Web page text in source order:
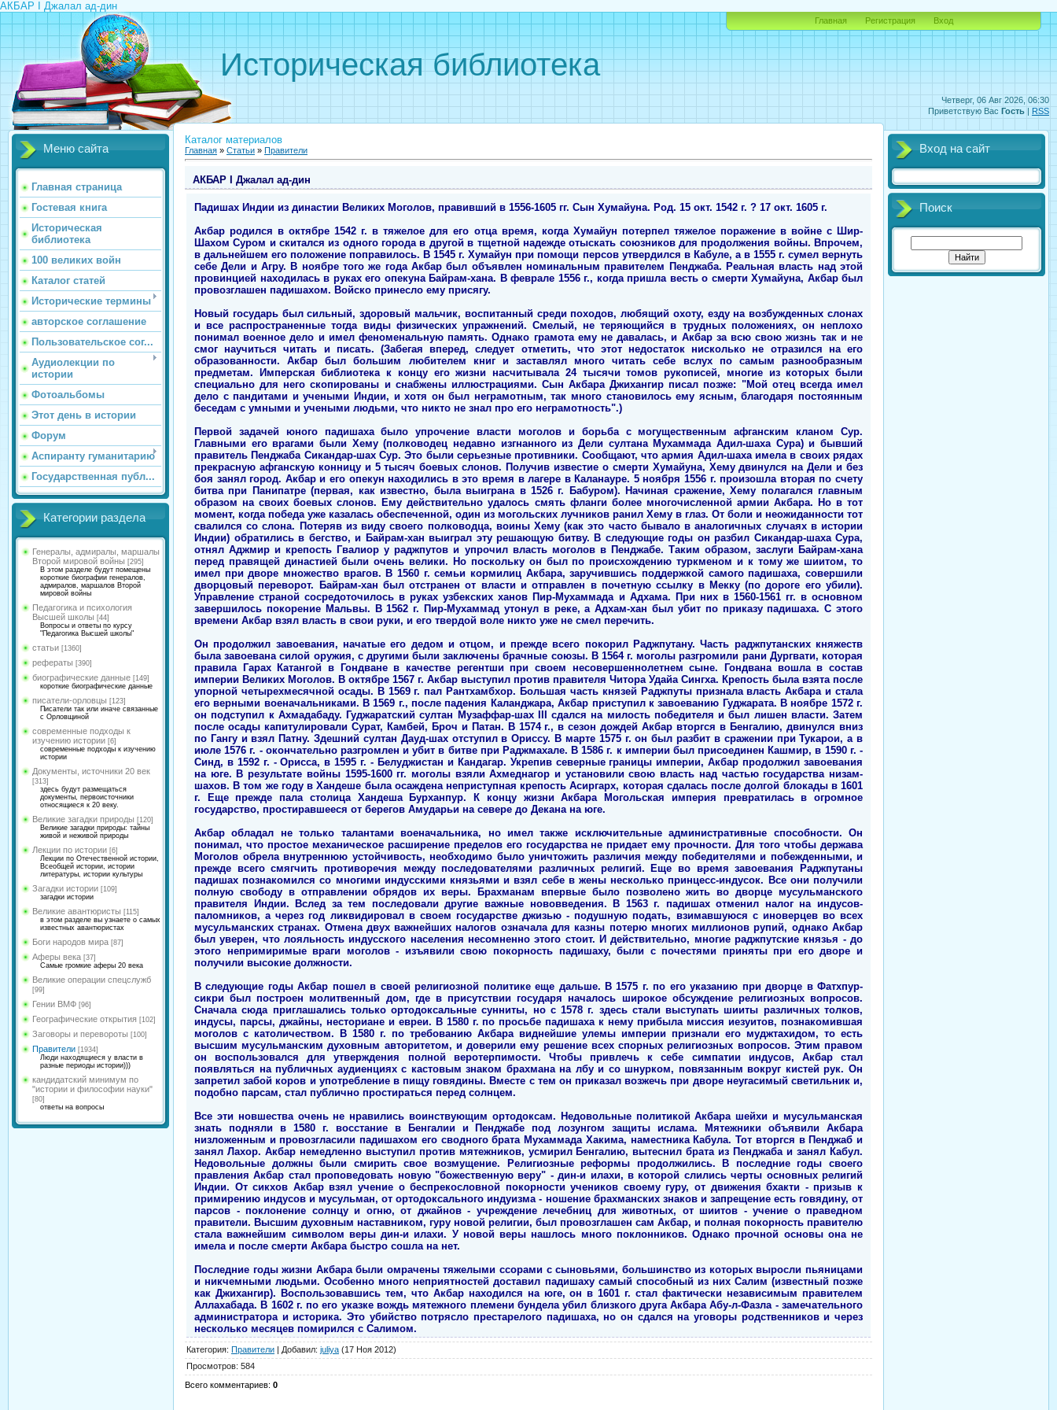
АКБАР I Джалал ад-дин
Четверг, 06 Авг 2026, 06:30
Приветствую Вас Гость | RSS
Историческая библиотека
Главная Регистрация Вход
Меню сайта
Главная страница
Гостевая книга
Историческая
библиотека
100 великих войн
Каталог статей
Исторические термины
авторское соглашение
Пользовательское сог...
Аудиолекции по
истории
Фотоальбомы
Этот день в истории
Форум
Аспиранту гуманитарию
Государственная публ...
Категории раздела
Генералы, адмиралы, маршалы
Второй мировой войны [295]
В этом разделе будут помещены
короткие биографии генералов,
адмиралов, маршалов Второй
мировой войны
Педагогика и психология
Высшей школы [44]
Вопросы и ответы по курсу
"Педагогика Высшей школы"
статьи [1360]
рефераты [390]
биографические данные [149]
короткие биографические данные
писатели-орловцы [123]
Писатели так или иначе связанные
с Орловщиной
современные подходы к
изучению истории [6]
современные подходы к изучению
истории
Документы, источники 20 век
[313]
здесь будут размещаться
документы, первоисточники
относящиеся к 20 веку.
Великие загадки природы [120]
Великие загадки природы: тайны
живой и неживой природы
Лекции по истории [6]
Лекции по Отечественной истории,
Всеобщей истории, истории
литературы, истории культуры
Загадки истории [109]
загадки истории
Великие авантюристы [115]
в этом разделе вы узнаете о самых
известных авантюристах
Боги народов мира [87]
Аферы века [37]
Самые громкие аферы 20 века
Великие операции спецслужб
[99]
Гении ВМФ [96]
Географические открытия [102]
Заговоры и перевороты [100]
Правители [1934]
Люди находящиеся у власти в
разные периоды истории)))
кандидатский минимум по
"истории и философии науки"
[80]
ответы на вопросы
Каталог материалов
Главная » Статьи » Правители
АКБАР I Джалал ад-дин
Падишах Индии из династии Великих Моголов, правивший в 1556-1605 гг. Сын Хумайуна. Род. 15 окт. 1542 г. ? 17 окт. 1605 г.
Акбар родился в октябре 1542 г. в тяжелое для его отца время, когда Хумайун потерпел тяжелое поражение в войне с Шир-
Шахом Суром и скитался из одного города в другой в тщетной надежде отыскать союзников для продолжения войны. Впрочем,
в дальнейшем его положение поправилось. В 1545 г. Хумайун при помощи персов утвердился в Кабуле, а в 1555 г. сумел вернуть
себе Дели и Агру. В ноябре того же года Акбар был объявлен номинальным правителем Пенджаба. Реальная власть над этой
провинцией находилась в руках его опекуна Байрам-хана. В феврале 1556 г., когда пришла весть о смерти Хумайуна, Акбар был
провозглашен падишахом. Войско принесло ему присягу.
Новый государь был сильный, здоровый мальчик, воспитанный среди походов, любящий охоту, езду на возбужденных слонах
и все распространенные тогда виды физических упражнений. Смелый, не теряющийся в трудных положениях, он неплохо
понимал военное дело и имел феноменальную память. Однако грамота ему не давалась, и Акбар за всю свою жизнь так и не
смог научиться читать и писать. (Забегая вперед, следует отметить, что этот недостаток нисколько не отразился на его
образованности. Акбар был большим любителем книг и заставлял много читать себе вслух по самым разнообразным
предметам. Имперская библиотека к концу его жизни насчитывала 24 тысячи томов рукописей, многие из которых были
специально для него скопированы и снабжены иллюстрациями. Сын Акбара Джихангир писал позже: "Мой отец всегда имел
дело с пандитами и учеными Индии, и хотя он был неграмотным, так много становилось ему ясным, благодаря постоянным
беседам с умными и учеными людьми, что никто не знал про его неграмотность".)
Первой задачей юного падишаха было упрочение власти моголов и борьба с могущественным афганским кланом Сур.
Главными его врагами были Хему (полководец недавно изгнанного из Дели султана Мухаммада Адил-шаха Сура) и бывший
правитель Пенджаба Сикандар-шах Сур. Это были серьезные противники. Сообщают, что армия Адил-шаха имела в своих рядах
прекрасную афганскую конницу и 5 тысяч боевых слонов. Получив известие о смерти Хумайуна, Хему двинулся на Дели и без
боя занял город. Акбар и его опекун находились в это время в лагере в Каланауре. 5 ноября 1556 г. произошла вторая по счету
битва при Панипатре (первая, как известно, была выиграна в 1526 г. Бабуром). Начиная сражение, Хему полагался главным
образом на своих боевых слонов. Ему действительно удалось смять фланги более многочисленной армии Акбара. Но в тот
момент, когда победа уже казалась обеспеченной, один из могольских лучников ранил Хему в глаз. От боли и неожиданности тот
свалился со слона. Потеряв из виду своего полководца, воины Хему (как это часто бывало в аналогичных случаях в истории
Индии) обратились в бегство, и Байрам-хан выиграл эту решающую битву. В следующие годы он разбил Сикандар-шаха Сура,
отнял Аджмир и крепость Гвалиор у раджпутов и упрочил власть моголов в Пенджабе. Таким образом, заслуги Байрам-хана
перед правящей династией были очень велики. Но поскольку он был по происхождению туркменом и к тому же шиитом, то
имел при дворе множество врагов. В 1560 г. семьи кормилиц Акбара, заручившись поддержкой самого падишаха, совершили
дворцовый переворот. Байрам-хан был отстранен от власти и отправлен в почетную ссылку в Мекку (по дороге его убили).
Управление страной сосредоточилось в руках узбекских ханов Пир-Мухаммада и Адхама. При них в 1560-1561 гг. в основном
завершилось покорение Мальвы. В 1562 г. Пир-Мухаммад утонул в реке, а Адхам-хан был убит по приказу падишаха. С этого
времени Акбар взял власть в свои руки, и его твердой воле никто уже не смел перечить.
Он продолжил завоевания, начатые его дедом и отцом, и прежде всего покорил Раджпутану. Часть раджпутанских княжеств
была завоевана силой оружия, с другими были заключены брачные союзы. В 1564 г. моголы разгромили рани Дургвати, которая
правила Гарах Катангой в Гондване в качестве регентши при своем несовершеннолетнем сыне. Гондвана вошла в состав
империи Великих Моголов. В октябре 1567 г. Акбар выступил против правителя Читора Удайа Сингха. Крепость была взята после
упорной четырехмесячной осады. В 1569 г. пал Рантхамбхор. Большая часть князей Раджпуты признала власть Акбара и стала
его верными военачальниками. В 1569 г., после падения Каланджара, Акбар приступил к завоеванию Гуджарата. В ноябре 1572 г.
он подступил к Ахмадабаду. Гуджаратский султан Музаффар-шах III сдался на милость победителя и был лишен власти. Затем
после осады капитулировали Сурат, Камбей, Броч и Патан. В 1574 г., в сезон дождей Акбар вторгся в Бенгалию, двинулся вниз
по Гангу и взял Патну. Здешний султан Дауд-шах отступил в Ориссу. В марте 1575 г. он был разбит в сражении при Тукарои, а в
июле 1576 г. - окончательно разгромлен и убит в битве при Раджмахале. В 1586 г. к империи был присоединен Кашмир, в 1590 г. -
Синд, в 1592 г. - Орисса, в 1595 г. - Белуджистан и Кандагар. Укрепив северные границы империи, Акбар продолжил завоевания
на юге. В результате войны 1595-1600 гг. моголы взяли Ахмеднагор и установили свою власть над частью государства низам-
шахов. В том же году в Хандеше была осаждена неприступная крепость Асиргарх, которая сдалась после долгой блокады в 1601
г. Еще прежде пала столица Хандеша Бурханпур. К концу жизни Акбара Могольская империя превратилась в огромное
государство, простиравшееся от берегов Амударьи на севере до Декана на юге.
Акбар обладал не только талантами военачальника, но имел также исключительные административные способности. Он
понимал, что простое механическое расширение пределов его государства не придает ему прочности. Для того чтобы держава
Моголов обрела внутреннюю устойчивость, необходимо было уничтожить различия между победителями и побежденными, и
прежде всего смягчить противоречия между последователями различных религий. Еще во время завоевания Раджпутаны
падишах познакомился со многими индусскими князьями и взял себе в жены несколько принцесс-индусок. Все они получили
полную свободу в отправлении обрядов их веры. Брахманам впервые было позволено жить во дворце мусульманского
правителя Индии. Вслед за тем последовали другие важные нововведения. В 1563 г. падишах отменил налог на индусов-
паломников, а через год ликвидировал в своем государстве джизью - подушную подать, взимавшуюся с иноверцев во всех
мусульманских странах. Отмена двух важнейших налогов означала для казны потерю многих миллионов рупий, однако Акбар
был уверен, что лояльность индусского населения несомненно этого стоит. И действительно, многие раджпутские князья - до
этого непримиримые враги моголов - изъявили свою покорность падишаху, были с почестями приняты при его дворе и
получили высокие должности.
В следующие годы Акбар пошел в своей религиозной политике еще дальше. В 1575 г. по его указанию при дворце в Фатхпур-
сикри был построен молитвенный дом, где в присутствии государя началось широкое обсуждение религиозных вопросов.
Сначала сюда приглашались только ортодоксальные сунниты, но с 1578 г. здесь стали выступать шииты различных толков,
индусы, парсы, джайны, несториане и евреи. В 1580 г. по просьбе падишаха к нему прибыла миссия иезуитов, познакомившая
моголов с католичеством. В 1580 г. по требованию Акбара виднейшие улемы империи признали его муджтахидом, то есть
высшим мусульманским духовным авторитетом, и доверили ему решение всех спорных религиозных вопросов. Этим правом
он воспользовался для утверждения полной веротерпимости. Чтобы привлечь к себе симпатии индусов, Акбар стал
появляться на публичных аудиенциях с кастовым знаком брахмана на лбу и со шнурком, повязанным вокруг кистей рук. Он
запретил забой коров и употребление в пищу говядины. Вместе с тем он приказал возжечь при дворе неугасимый светильник и,
подобно парсам, стал публично простираться перед солнцем.
Все эти новшества очень не нравились воинствующим ортодоксам. Недовольные политикой Акбара шейхи и мусульманская
знать подняли в 1580 г. восстание в Бенгалии и Пенджабе под лозунгом защиты ислама. Мятежники объявили Акбара
низложенным и провозгласили падишахом его сводного брата Мухаммада Хакима, наместника Кабула. Тот вторгся в Пенджаб и
занял Лахор. Акбар немедленно выступил против мятежников, усмирил Бенгалию, вытеснил брата из Пенджаба и занял Кабул.
Недовольные должны были смирить свое возмущение. Религиозные реформы продолжились. В последние годы своего
правления Акбар стал проповедовать новую "божественную веру" - дин-и илахи, в которой слились черты основных религий
Индии. От сикхов Акбар взял учение о беспрекословной покорности учеников своему гуру, от движения бхакти - призыв к
примирению индусов и мусульман, от ортодоксального индуизма - ношение брахманских знаков и запрещение есть говядину, от
парсов - поклонение солнцу и огню, от джайнов - учреждение лечебниц для животных, от шиитов - учение о праведном
правители. Высшим духовным наставником, гуру новой религии, был провозглашен сам Акбар, и полная покорность правителю
стала важнейшим символом веры дин-и илахи. У новой веры нашлось много поклонников. Однако прочной основы она не
имела и после смерти Акбара быстро сошла на нет.
Последние годы жизни Акбара были омрачены тяжелыми ссорами с сыновьями, большинство из которых выросли пьяницами
и никчемными людьми. Особенно много неприятностей доставил падишаху самый способный из них Салим (известный позже
как Джихангир). Воспользовавшись тем, что Акбар находился на юге, он в 1601 г. стал фактически независимым правителем
Аллахабада. В 1602 г. по его указке вождь мятежного племени бундела убил близкого друга Акбара Абу-л-Фазла - замечательного
администратора и историка. Это убийство потрясло престарелого падишаха, но он сдался на уговоры родственников и через
несколько месяцев помирился с Салимом.
Категория: Правители | Добавил: juliya (17 Ноя 2012)
Просмотров: 584
Всего комментариев: 0
Вход на сайт
Поиск